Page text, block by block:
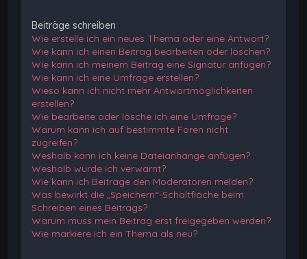
Beiträge schreiben
Wie erstelle ich ein neues Thema oder eine Antwort?
Wie kann ich einen Beitrag bearbeiten oder löschen?
Wie kann ich meinem Beitrag eine Signatur anfügen?
Wie kann ich eine Umfrage erstellen?
Wieso kann ich nicht mehr Antwortmöglichkeiten
erstellen?
Wie bearbeite oder lösche ich eine Umfrage?
Warum kann ich auf bestimmte Foren nicht
zugreifen?
Weshalb kann ich keine Dateianhänge anfügen?
Weshalb wurde ich verwarnt?
Wie kann ich Beiträge den Moderatoren melden?
Was bewirkt die „Speichern“-Schaltfläche beim
Schreiben eines Beitrags?
Warum muss mein Beitrag erst freigegeben werden?
Wie markiere ich ein Thema als neu?